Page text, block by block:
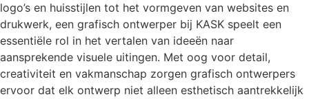
logo’s en huisstijlen tot het vormgeven van websites en
drukwerk, een grafisch ontwerper bij KASK speelt een
essentiële rol in het vertalen van ideeën naar
aansprekende visuele uitingen. Met oog voor detail,
creativiteit en vakmanschap zorgen grafisch ontwerpers
ervoor dat elk ontwerp niet alleen esthetisch aantrekkelijk